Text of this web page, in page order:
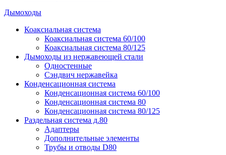
Дымоходы
Коаксиальная система
Коаксиальная система 60/100
Коаксиальная система 80/125
Дымоходы из нержавеющей стали
Одностенные
Сэндвич нержавейка
Конденсационная система
Конденсационная система 60/100
Конденсационная система 80
Конденсационная система 80/125
Раздельная система д.80
Адаптеры
Дополнительные элементы
Трубы и отводы D80